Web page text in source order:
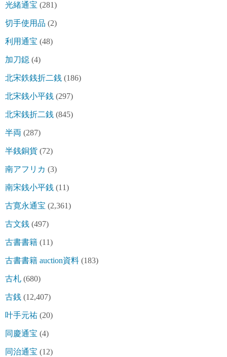
光緒通宝 (281)
切手使用品 (2)
利用通宝 (48)
加刀鐚 (4)
北宋鉄銭折二銭 (186)
北宋銭小平銭 (297)
北宋銭折二銭 (845)
半両 (287)
半銭銅貨 (72)
南アフリカ (3)
南宋銭小平銭 (11)
古寛永通宝 (2,361)
古文銭 (497)
古書書籍 (11)
古書書籍 auction資料 (183)
古札 (680)
古銭 (12,407)
叶手元祐 (20)
同慶通宝 (4)
同治通宝 (12)